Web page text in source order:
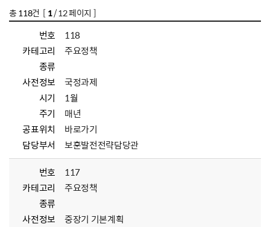
총 118건 [ 1/ 12 페이지 ]
번호
118
카테고리
주요정책
종류
사전정보
국정과제
시기
1월
주기
매년
공표위치
바로가기
담당부서
보훈발전전략담당관
번호
117
카테고리
주요정책
종류
사전정보
중장기 기본계획